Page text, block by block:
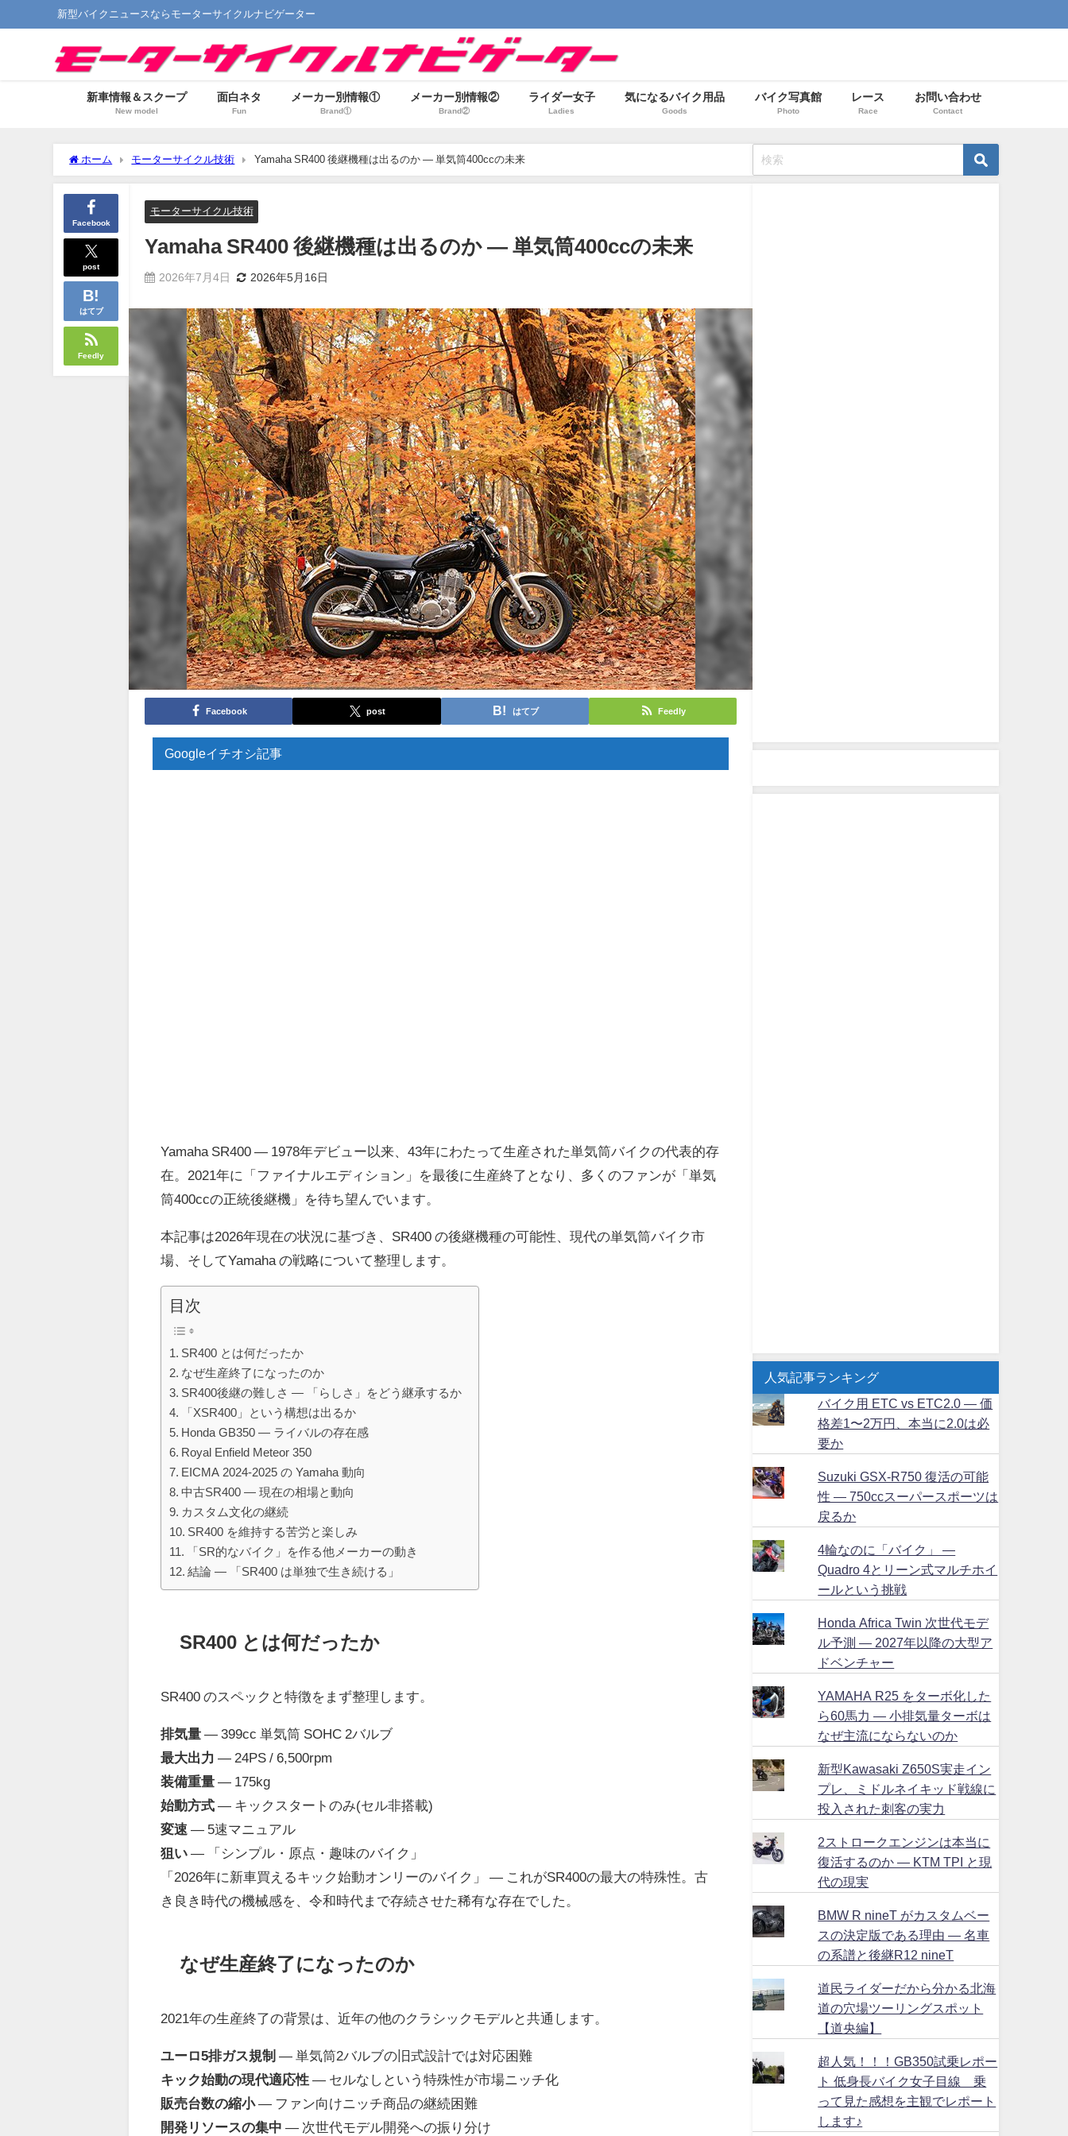
新型バイクニュースならモーターサイクルナビゲーター
新車情報＆スクープ
New model
面白ネタ
Fun
メーカー別情報①
Brand①
メーカー別情報②
Brand②
ライダー女子
Ladies
気になるバイク用品
Goods
バイク写真館
Photo
レース
Race
お問い合わせ
Contact
ホーム モーターサイクル技術 Yamaha SR400 後継機種は出るのか ― 単気筒400ccの未来
Facebook
post
はてブ
Feedly
モーターサイクル技術
Yamaha SR400 後継機種は出るのか ― 単気筒400ccの未来
2026年7月4日 2026年5月16日
Facebook post はてブ Feedly
Googleイチオシ記事
Yamaha SR400 ― 1978年デビュー以来、43年にわたって生産された単気筒バイクの代表的存
在。2021年に「ファイナルエディション」を最後に生産終了となり、多くのファンが「単気
筒400ccの正統後継機」を待ち望んでいます。
本記事は2026年現在の状況に基づき、SR400 の後継機種の可能性、現代の単気筒バイク市
場、そしてYamaha の戦略について整理します。
目次
SR400 とは何だったか
なぜ生産終了になったのか
SR400後継の難しさ ― 「らしさ」をどう継承するか
「XSR400」という構想は出るか
Honda GB350 ― ライバルの存在感
Royal Enfield Meteor 350
EICMA 2024-2025 の Yamaha 動向
中古SR400 ― 現在の相場と動向
カスタム文化の継続
SR400 を維持する苦労と楽しみ
「SR的なバイク」を作る他メーカーの動き
結論 ― 「SR400 は単独で生き続ける」
SR400 とは何だったか
SR400 のスペックと特徴をまず整理します。
排気量 ― 399cc 単気筒 SOHC 2バルブ
最大出力 ― 24PS / 6,500rpm
装備重量 ― 175kg
始動方式 ― キックスタートのみ(セル非搭載)
変速 ― 5速マニュアル
狙い ― 「シンプル・原点・趣味のバイク」
「2026年に新車買えるキック始動オンリーのバイク」 ― これがSR400の最大の特殊性。古
き良き時代の機械感を、令和時代まで存続させた稀有な存在でした。
なぜ生産終了になったのか
2021年の生産終了の背景は、近年の他のクラシックモデルと共通します。
ユーロ5排ガス規制 ― 単気筒2バルブの旧式設計では対応困難
キック始動の現代適応性 ― セルなしという特殊性が市場ニッチ化
販売台数の縮小― ファン向けニッチ商品の継続困難
開発リソースの集中 ― 次世代モデル開発への振り分け
人気記事ランキング
バイク用 ETC vs ETC2.0 ― 価
格差1〜2万円、本当に2.0は必
要か
Suzuki GSX-R750 復活の可能
性 ― 750ccスーパースポーツは
戻るか
4輪なのに「バイク」 ―
Quadro 4とリーン式マルチホイ
ールという挑戦
Honda Africa Twin 次世代モデ
ル予測 ― 2027年以降の大型ア
ドベンチャー
YAMAHA R25 をターボ化した
ら60馬力 ― 小排気量ターボは
なぜ主流にならないのか
新型Kawasaki Z650S実走イン
プレ、ミドルネイキッド戦線に
投入された刺客の実力
2ストロークエンジンは本当に
復活するのか ― KTM TPI と現
代の現実
BMW R nineT がカスタムベー
スの決定版である理由 ― 名車
の系譜と後継R12 nineT
道民ライダーだから分かる北海
道の穴場ツーリングスポット
【道央編】
超人気！！！GB350試乗レポー
ト 低身長バイク女子目線 乗
って見た感想を主観でレポート
します♪